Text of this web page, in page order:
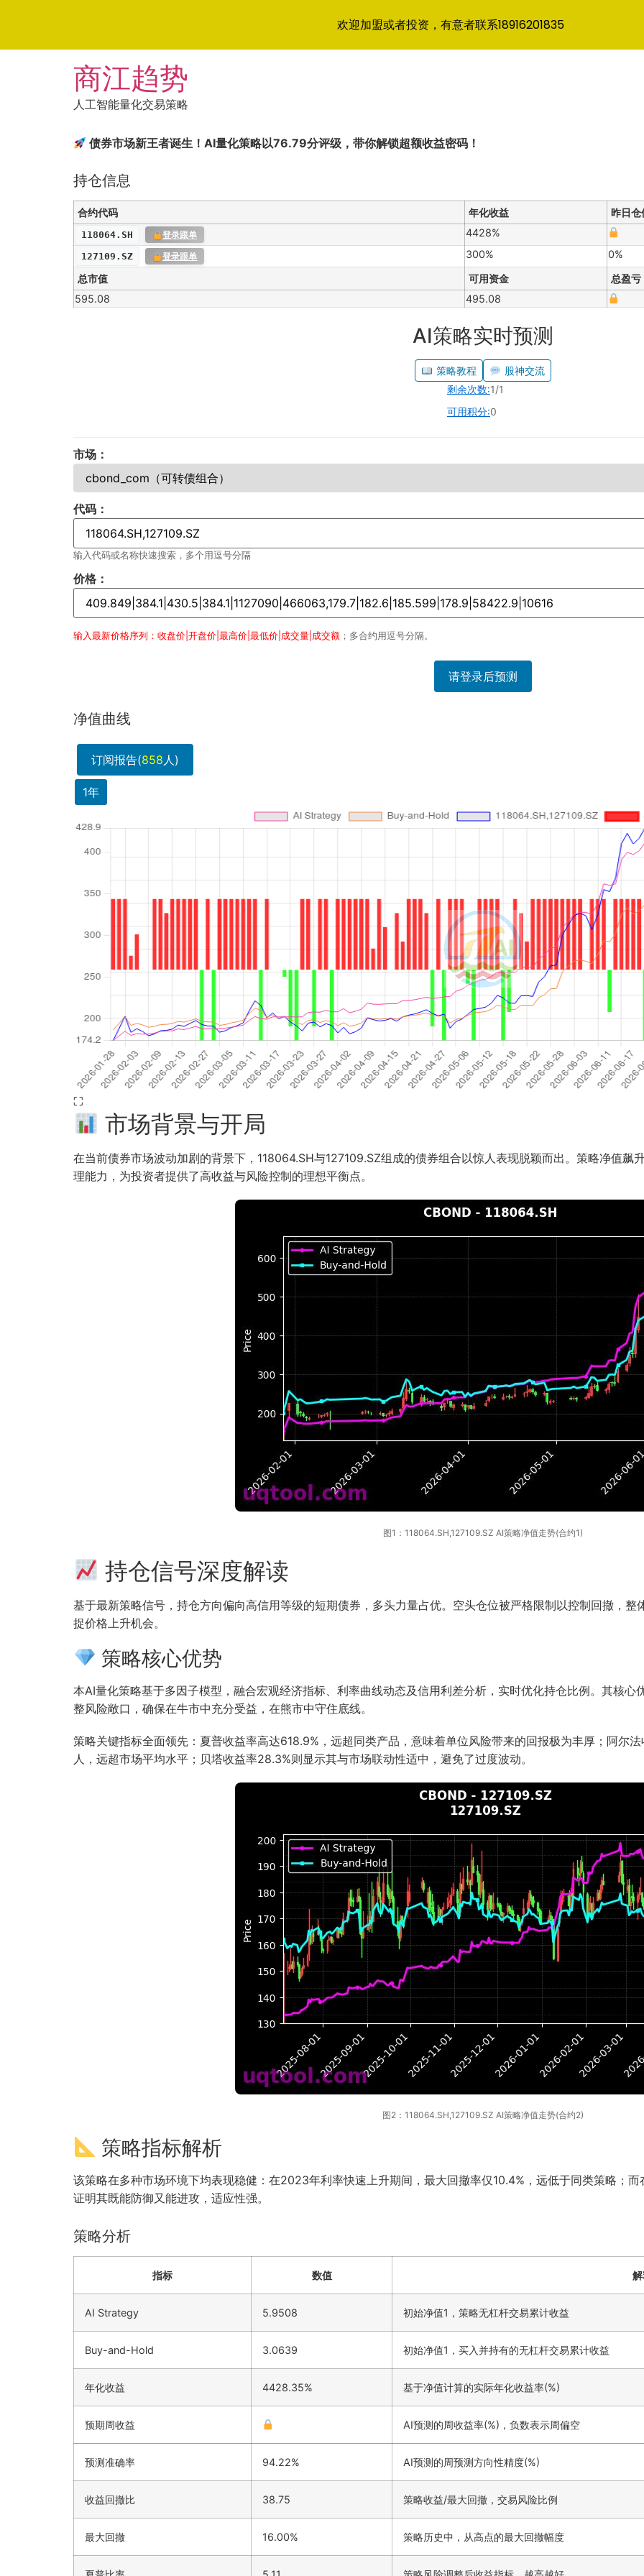
商江趋势
人工智能量化交易策略
债券市场新王者诞生！AI量化策略以76.79分评级，带你解锁超额收益密码！
持仓信息
合约代码 年化收益 昨日仓
118064.SH 登录跟单 4428%
127109.SZ 登录跟单 300%
0%
总市值
可用资金
总盈亏
595.08
495.08
AI策略实时预测
策略教程
股神交流
剩余次数:1/1
可用积分:0
市场：
代码：
输入代码或名称快速搜索，多个用逗号分隔
价格：
输入最新价格序列：收盘价|开盘价|最高价|最低价|成交量|成交额 ；多合约用逗号分隔。
请登录后预测
净值曲线
订阅报告(858人)
1年
⛶
市场背景与开局
在当前债券市场波动加剧的背景下，118064.SH与127109.SZ组成的债券组合以惊人表现脱颖而出。策略净值
理能力，为投资者提供了高收益与风险控制的理想平衡点。
图1：118064.SH,127109.SZ AI策略净值走势(合约1)
持仓信号深度解读
基于最新策略信号，持仓方向偏向高信用等级的短期债券，多头力量占优。空头仓位被严格限制以控制回撤，
捉价格上升机会。
策略核心优势
本AI量化策略基于多因子模型，融合宏观经济指标、利率曲线动态及信用利差分析，实时优化持仓比例。其核
整风险敞口，确保在牛市中充分受益，在熊市中守住底线。
策略关键指标全面领先：夏普收益率高达618.9%，远超同类产品，意味着单位风险带来的回报极为丰厚；阿尔
人，远超市场平均水平；贝塔收益率28.3%则显示其与市场联动性适中，避免了过度波动。
图2：118064.SH,127109.SZ AI策略净值走势(合约2)
策略指标解析
该策略在多种市场环境下均表现稳健：在2023年利率快速上升期间，最大回撤率仅10.4%，远低于同类策略；
证明其既能防御又能进攻，适应性强。
策略分析
指标 数值
AI Strategy 5.9508 初始净值1，策略无杠杆交易累计收益
Buy-and-Hold 3.0639 初始净值1，买入并持有的无杠杆交易累计收益
年化收益 4428.35% 基于净值计算的实际年化收益率(%)
预期周收益 AI预测的周收益率(%)，负数表示周偏空
预测准确率 94.22% AI预测的周预测方向性精度(%)
收益回撤比 38.75 策略收益/最大回撤，交易风险比例
最大回撤 16.00% 策略历史中，从高点的最大回撤幅度
欢迎加盟或者投资，有意者联系18916201835